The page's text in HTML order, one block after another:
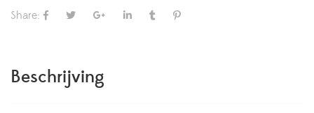
Share:
Beschrijving